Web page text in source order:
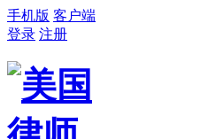
手机版 客户端
登录 注册